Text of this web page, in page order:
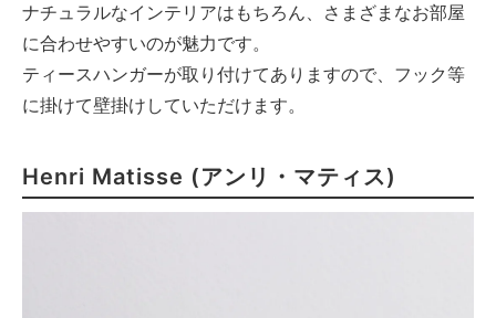
ナチュラルなインテリアはもちろん、さまざまなお部屋
に合わせやすいのが魅力です。
ティースハンガーが取り付けてありますので、フック等
に掛けて壁掛けしていただけます。
Henri Matisse (アンリ・マティス)